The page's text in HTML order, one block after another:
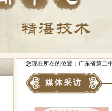
您现在所在的位置：广东省第二
媒体采访